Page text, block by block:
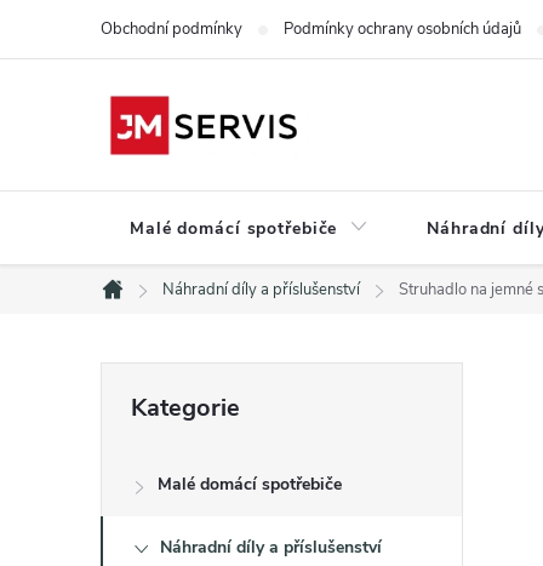
Obchodní podmínky Podmínky ochrany osobních údajů
Malé domácí spotřebiče Náhradní
Domů
Náhradní díly a příslušenství Struhadlo na jemné
s
kategorie
Kategorie
Malé domácí spotřebiče
Náhradní díly a příslušenství